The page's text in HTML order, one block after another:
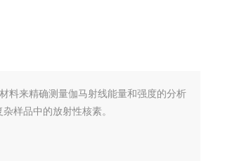
料来精确测量伽马射线能量和强度的分析
样品中的放射性核素。